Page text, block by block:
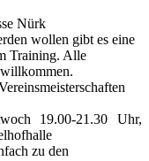
Nürk
wollen gibt es eine
Training. Alle
19.00-21.30 Uhr,
zu den